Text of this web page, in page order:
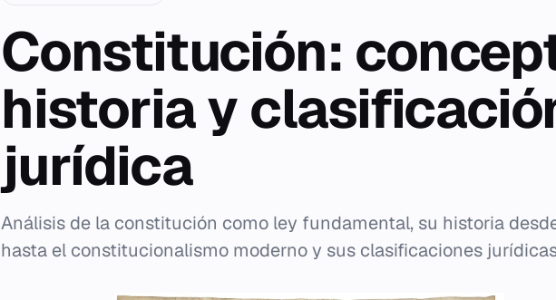
Constitución:
historia y
jurídica
Análisis de la constitución como ley fundamental, su historia
hasta el constitucionalismo moderno y sus clasificaciones